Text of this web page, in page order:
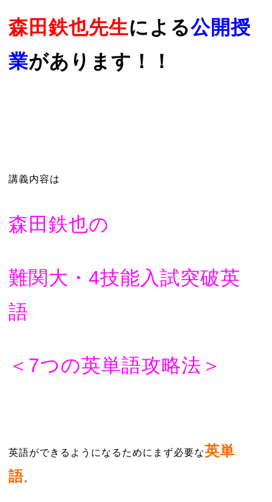
森田鉄也先生による公開授
業があります！！
講義内容は
森田鉄也の
難関大・4技能入試突破英
語
＜7つの英単語攻略法＞
英語ができるようになるためにまず必要な英単
語。